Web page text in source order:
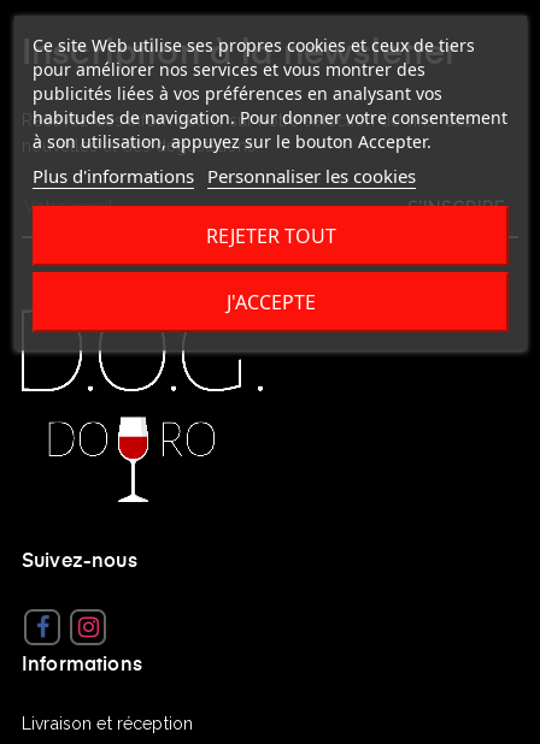
Inscription à la newsletter
Recevez des informations sur notre sélection de vins, des
nouvelles et des dégustations.
S'INSCRIRE
Suivez-nous
Facebook
Informations
Livraison et réception
Ce site Web utilise ses propres cookies et ceux de tiers
pour améliorer nos services et vous montrer des
publicités liées à vos préférences en analysant vos
habitudes de navigation. Pour donner votre consentement
à son utilisation, appuyez sur le bouton Accepter.
Plus d'informations Personnaliser les cookies
REJETER TOUT
J'ACCEPTE